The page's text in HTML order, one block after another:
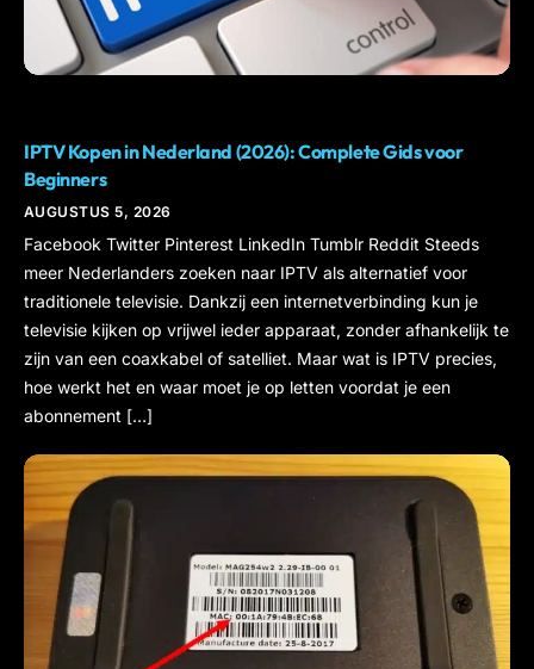
IPTV Kopen in Nederland (2026): Complete Gids voor
Beginners
AUGUSTUS 5, 2026
Facebook Twitter Pinterest LinkedIn Tumblr Reddit Steeds
meer Nederlanders zoeken naar IPTV als alternatief voor
traditionele televisie. Dankzij een internetverbinding kun je
televisie kijken op vrijwel ieder apparaat, zonder afhankelijk te
zijn van een coaxkabel of satelliet. Maar wat is IPTV precies,
hoe werkt het en waar moet je op letten voordat je een
abonnement […]